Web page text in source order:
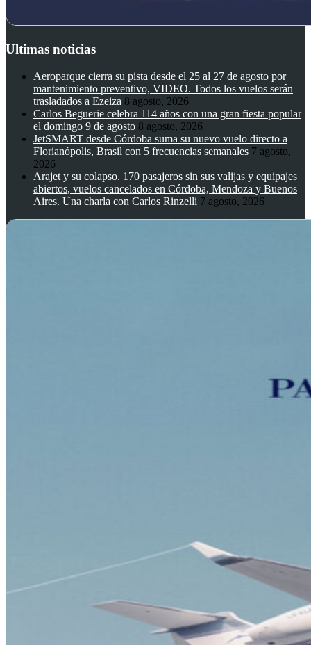
Ultimas noticias
Aeroparque cierra su pista desde el 25 al 27 de agosto por
mantenimiento preventivo, VIDEO. Todos los vuelos serán
trasladados a Ezeiza 8 agosto, 2026
Carlos Beguerie celebra 114 años con una gran fiesta popular
el domingo 9 de agosto 8 agosto, 2026
JetSMART desde Córdoba suma su nuevo vuelo directo a
Florianópolis, Brasil con 5 frecuencias semanales 7 agosto,
2026
Arajet y su colapso. 170 pasajeros sin sus valijas y equipajes
abiertos, vuelos cancelados en Córdoba, Mendoza y Buenos
Aires. Una charla con Carlos Rinzelli 7 agosto, 2026